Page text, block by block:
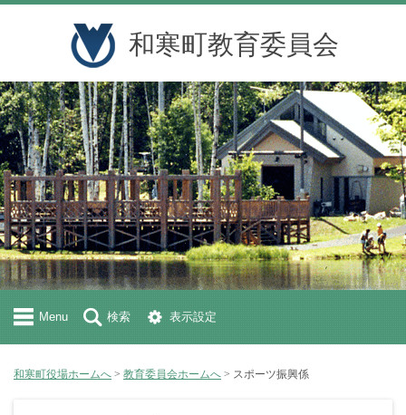
和寒町教育委員会
Menu 検索 表示設定
和寒町役場ホームへ > 教育委員会ホームへ > スポーツ振興係